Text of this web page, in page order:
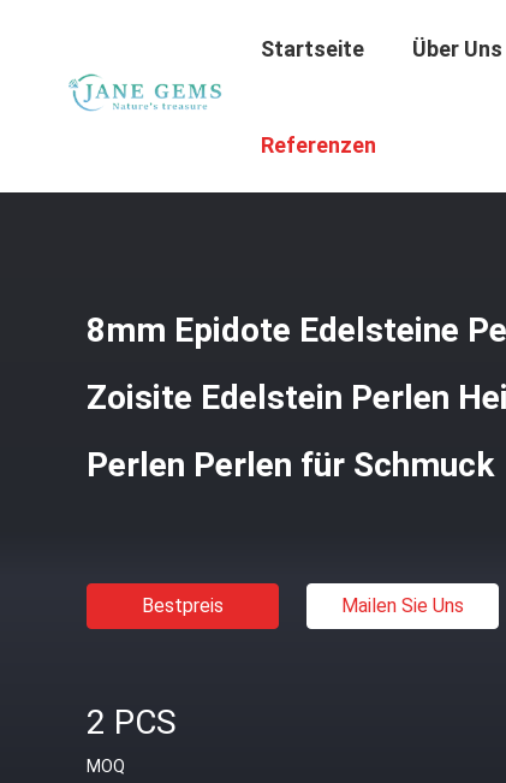
Startseite Über Uns
Referenzen
8mm Epidote Edelsteine
Zoisite Edelstein Perlen
Perlen Perlen für Schmuck
Bestpreis Mailen Sie Uns
2 PCS
MOQ